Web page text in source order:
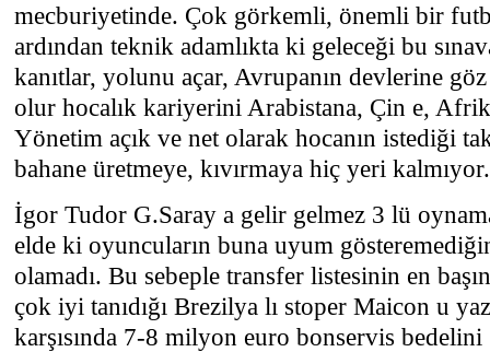
mecburiyetinde. Çok görkemli, önemli bir
ardından teknik adamlıkta ki geleceği bu
kanıtlar, yolunu açar, Avrupanın devlerine göz
olur hocalık kariyerini Arabistana, Çin e,
Yönetim açık ve net olarak hocanın istediği
bahane üretmeye, kıvırmaya hiç yeri kalmıyor.
İgor Tudor G.Saray a gelir gelmez 3 lü
elde ki oyuncuların buna uyum
olamadı. Bu sebeple transfer listesinin en
çok iyi tanıdığı Brezilya lı stoper Maicon u
karşısında 7-8 milyon euro bonservis